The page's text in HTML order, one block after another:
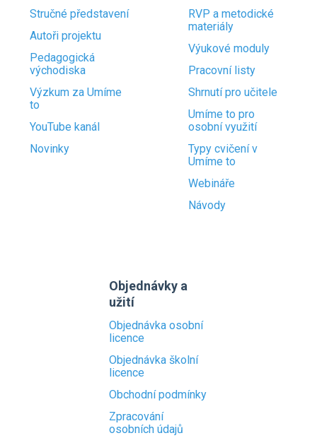
Stručné představení
Autoři projektu
Pedagogická
východiska
Výzkum za Umíme
to
YouTube kanál
Novinky
RVP a metodické
materiály
Výukové moduly
Pracovní listy
Shrnutí pro učitele
Umíme to pro
osobní využití
Typy cvičení v
Umíme to
Webináře
Návody
Objednávky a
užití
Objednávka osobní
licence
Objednávka školní
licence
Obchodní podmínky
Zpracování
osobních údajů